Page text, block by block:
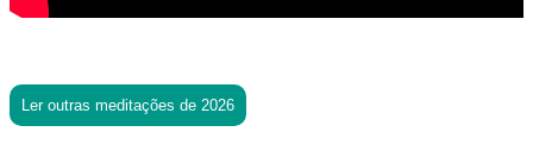
Ler outras meditações de 2026